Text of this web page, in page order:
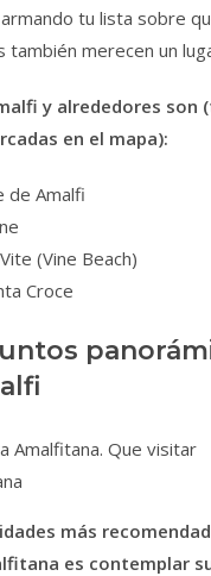
tu lista sobre
también merecen un
y alrededores son
en el mapa):
de Amalfi
(Vine Beach)
Croce
más
es contemplar